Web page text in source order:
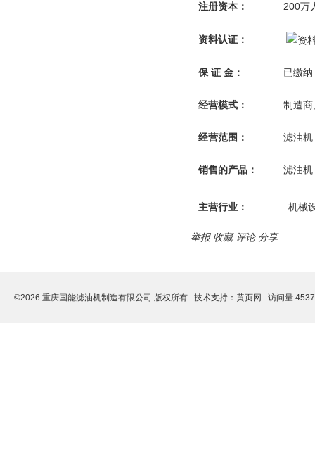
注册资本： 200万
资料认证：
保 证 金： 已缴纳
经营模式： 制造
经营范围： 滤油
销售的产品： 滤油
主营行业： 机械
举报 收藏评论 分享
©2026 重庆国能滤油机制造有限公司 版权所有 技术支持： 黄页网 访问量